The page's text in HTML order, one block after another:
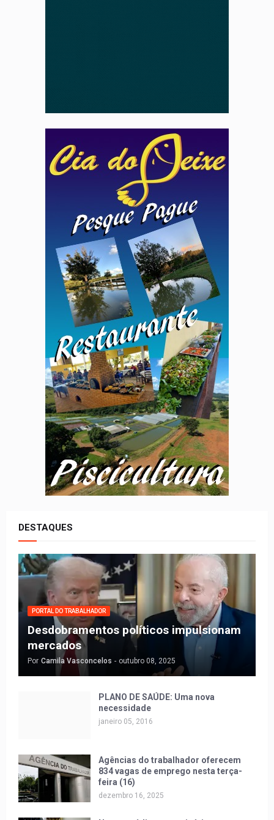
DESTAQUES
PORTAL DO TRABALHADOR
Desdobramentos políticos impulsionam
mercados
Por Camila Vasconcelos - outubro 08, 2025
PLANO DE SAÚDE: Uma nova
necessidade
janeiro 05, 2016
Agências do trabalhador oferecem
834 vagas de emprego nesta terça-
feira (16)
dezembro 16, 2025